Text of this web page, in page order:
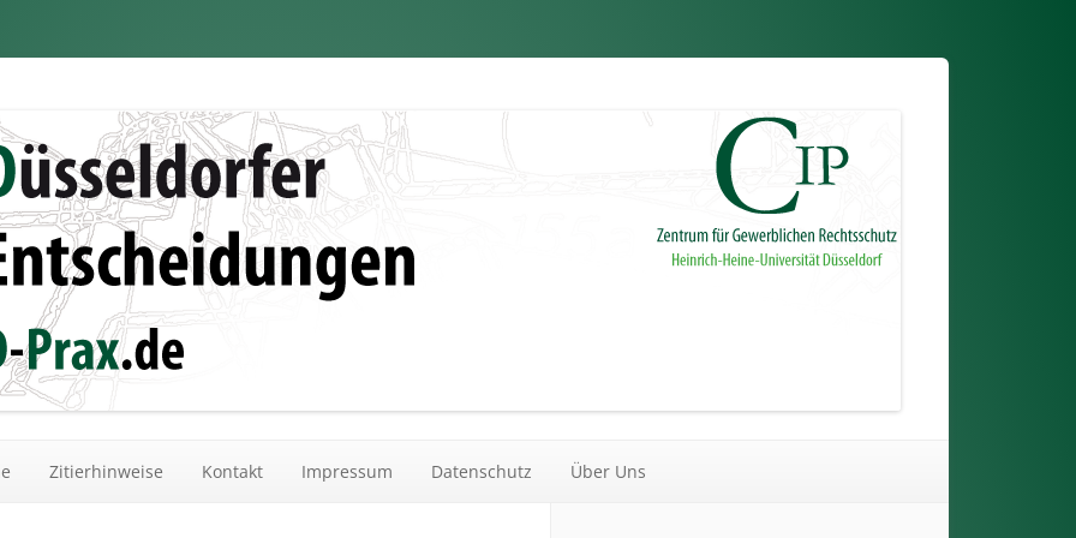
Zitierhinweise Kontakt Impressum Datenschutz Über Uns